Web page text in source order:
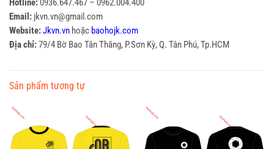
Hotline:0936.647.467 – 0962.004.400
Email: jkvn.vn@gmail.com
Website:Jkvn.vn hoặc baohojk.com
Địa chỉ: 79/4 Bờ Bao Tân Thăng, P.Sơn Kỳ, Q. Tân Phú, Tp.HCM
Sản phẩm tương tự